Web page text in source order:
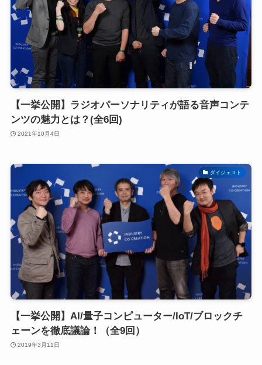
【一挙公開】ラジオパーソナリティが語る音声コンテ
ンツの魅力とは？(全6回)
2021年10月4日
ダイジェスト
【一挙公開】AI/量子コンピューター/IoT/ブロックチ
ェーンを徹底議論！（全9回）
2019年3月11日